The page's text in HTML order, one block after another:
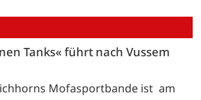
Tanks« führt nach Vussem
Mofasportbande ist am